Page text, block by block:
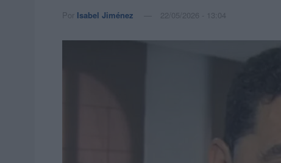
Por Isabel Jiménez 22/05/2026 - 13:04